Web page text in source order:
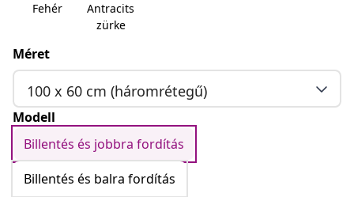
Fehér
Antracits
zürke
Méret
100 x 60 cm (háromrétegű)
Modell
Billentés és jobbra fordítás
Billentés és balra fordítás